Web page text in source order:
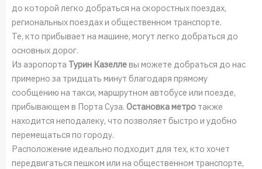
до которой легко добраться на скоростных поездах,
региональных поездах и общественном транспорте.
Те, кто прибывает на машине, могут легко добраться до
основных дорог.
Из аэропорта Турин Казеллевы можете добраться до нас
примерно за тридцать минут благодаря прямому
сообщению на такси, маршрутном автобусе или поезде,
прибывающем в Порта Суза. Остановка метро также
находится неподалеку, что позволяет быстро и удобно
перемещаться по городу.
Расположение идеально подходит для тех, кто хочет
передвигаться пешком или на общественном транспорте,